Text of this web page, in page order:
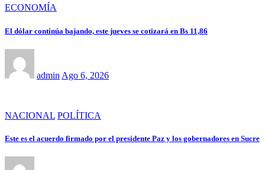
ECONOMÍA
El dólar continúa bajando, este jueves se cotizará en Bs 11,86
admin Ago 6, 2026
NACIONAL POLÍTICA
Este es el acuerdo firmado por el presidente Paz y los gobernadores en Sucre